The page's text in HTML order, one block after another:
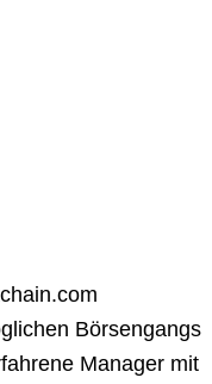
Börsengangs
Manager mit